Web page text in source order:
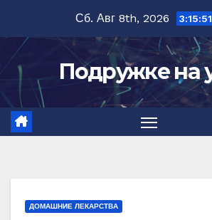
содержимому
Сб. Авг 8th, 2026
Подружке на
ДОМАШНИЕ ЛЕКАРСТВА